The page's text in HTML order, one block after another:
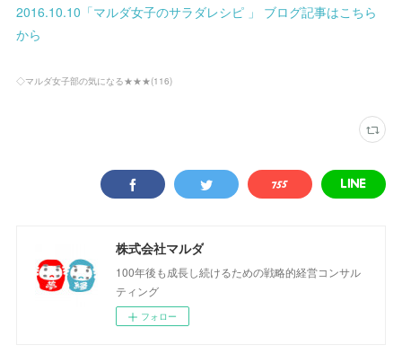
2016.10.10「マルダ女子のサラダレシピ 」 ブログ記事はこちら
から
◇マルダ女子部の気になる★★★(116)
株式会社マルダ
100年後も成長し続けるための戦略的経営コンサル
ティング
フォロー